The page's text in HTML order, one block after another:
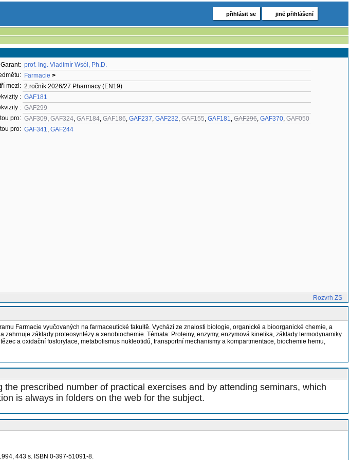
přihlásit se jiné přihlášení
Garant: prof. Ing. Vladimír Wsól, Ph.D.
Farmacie >
mezi: 2.ročník 2026/27 Pharmacy (EN19)
: GAF181
: GAF299
pro: GAF309, GAF324, GAF184, GAF186, GAF237, GAF232, GAF155, GAF181, GAF296, GAF370, GAF050
pro: GAF341, GAF244
Rozvrh ZS
Farmacie vyučovaných na farmaceutické fakultě. Vychází ze znalosti biologie, organické a bioorganické chemie, a
základy proteosyntézy a xenobiochemie. Témata: Proteiny, enzymy, enzymová kinetika, základy termodynamiky
a oxidační fosforylace, metabolismus nukleotidů, transportní mechanismy a kompartmentace, biochemie hemu,
prescribed number of practical exercises and by attending seminars, which
is always in folders on the web for the subject.
443 s. ISBN 0-397-51091-8.